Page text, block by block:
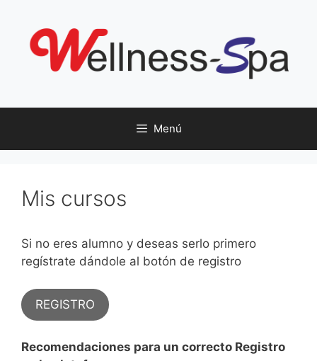
contenido
Menú
Mis cursos
Si no eres alumno y deseas serlo primero
regístrate dándole al botón de registro
REGISTRO
Recomendaciones para un correcto Registro